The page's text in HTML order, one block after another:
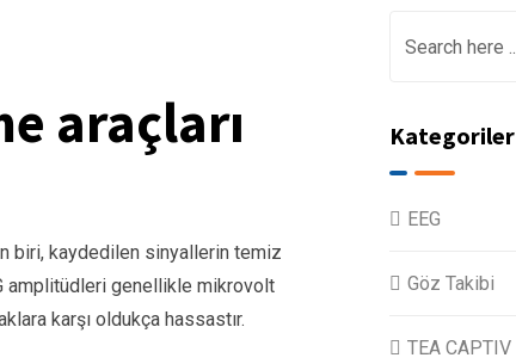
araçları
biri, kaydedilen sinyallerin temiz
amplitüdleri genellikle mikrovolt
karşı oldukça hassastır.
Kategoriler
EEG
Göz Takibi
TEA CAPTIV